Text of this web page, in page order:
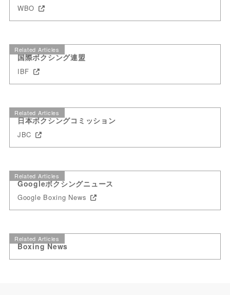
WBO
Related Articles
国際ボクシング連盟
IBF
Related Articles
日本ボクシングコミッション
JBC
Related Articles
Googleボクシングニュース
Google Boxing News
Related Articles
Boxing News